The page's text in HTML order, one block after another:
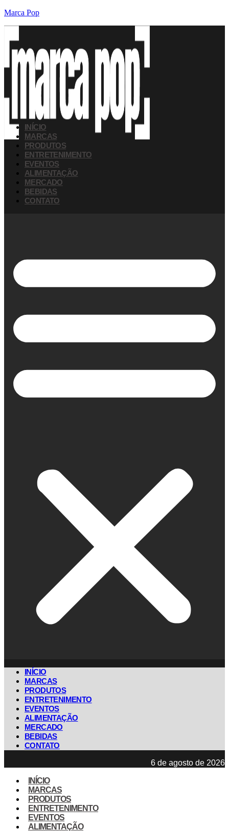
Marca Pop
INÍCIO
MARCAS
PRODUTOS
ENTRETENIMENTO
EVENTOS
ALIMENTAÇÃO
MERCADO
BEBIDAS
CONTATO
INÍCIO
MARCAS
PRODUTOS
ENTRETENIMENTO
EVENTOS
ALIMENTAÇÃO
MERCADO
BEBIDAS
CONTATO
6 de agosto de 2026
INÍCIO
MARCAS
PRODUTOS
ENTRETENIMENTO
EVENTOS
ALIMENTAÇÃO